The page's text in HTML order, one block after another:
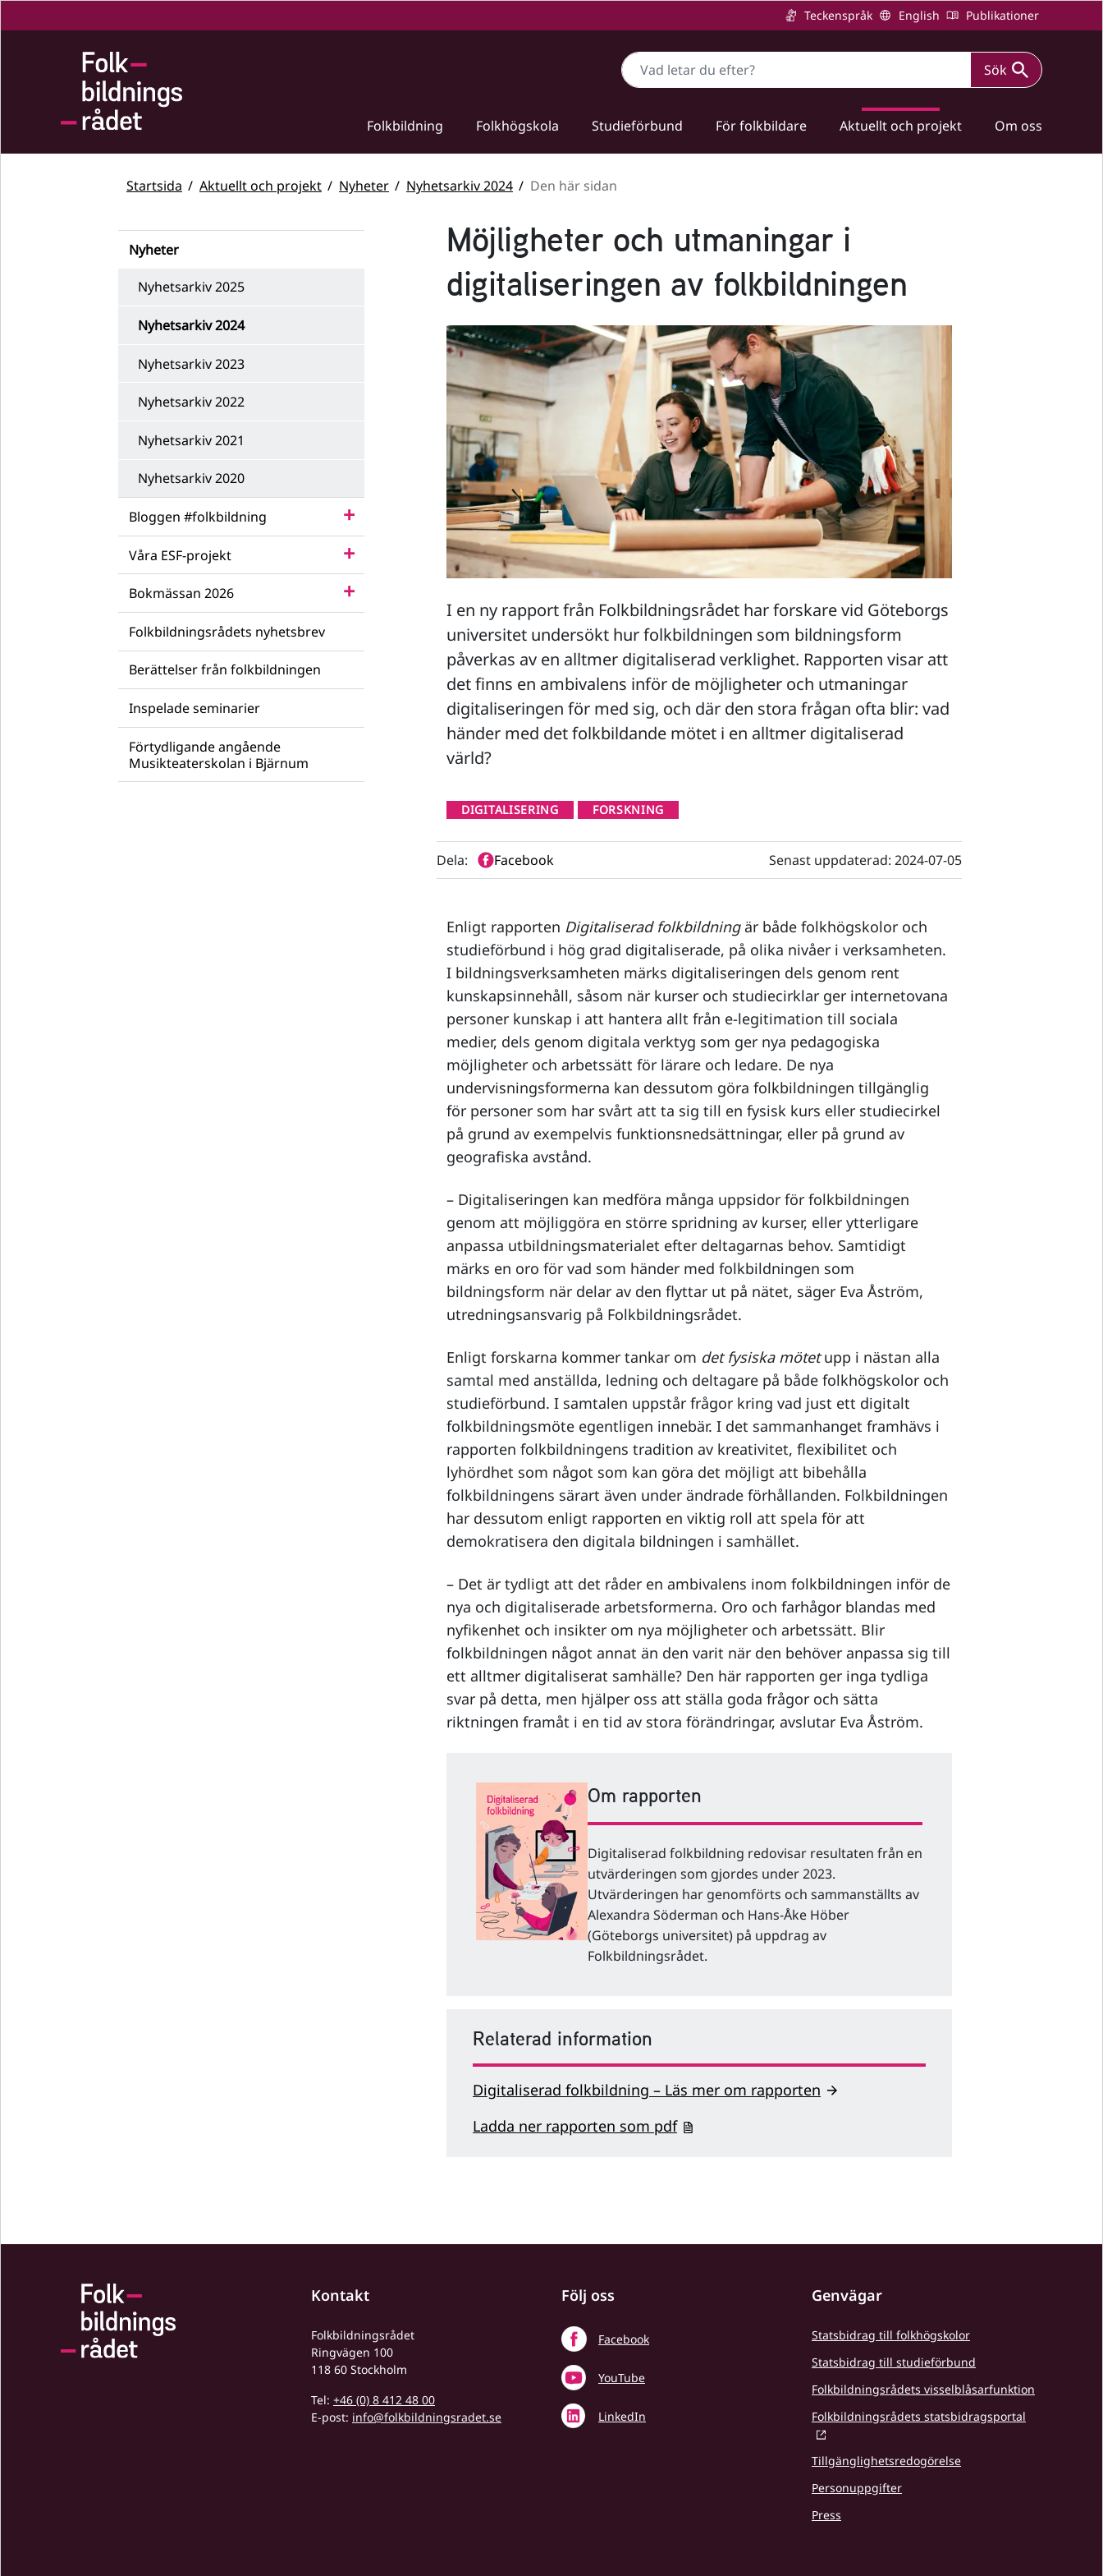
Teckenspråk English Publikationer
Sök Sök
Folkbildning Folkhögskola Studieförbund För folkbildare Aktuellt och projekt Om oss
Startsida Aktuellt och projekt Nyheter Nyhetsarkiv 2024 Den här sidan
Nyheter
Nyhetsarkiv 2025
Nyhetsarkiv 2024
Nyhetsarkiv 2023
Nyhetsarkiv 2022
Nyhetsarkiv 2021
Nyhetsarkiv 2020
Bloggen #folkbildning
Våra ESF-projekt
Bokmässan 2026
Folkbildningsrådets nyhetsbrev
Berättelser från folkbildningen
Inspelade seminarier
Förtydligande angående
Musikteaterskolan i Bjärnum
Möjligheter och utmaningar i
digitaliseringen av folkbildningen
I en ny rapport från Folkbildningsrådet har forskare vid Göteborgs
universitet undersökt hur folkbildningen som bildningsform
påverkas av en alltmer digitaliserad verklighet. Rapporten visar att
det finns en ambivalens inför de möjligheter och utmaningar
digitaliseringen för med sig, och där den stora frågan ofta blir: vad
händer med det folkbildande mötet i en alltmer digitaliserad
värld?
DIGITALISERING FORSKNING
Dela: Facebook Senast uppdaterad: 2024-07-05
Enligt rapporten Digitaliserad folkbildningär både folkhögskolor och
studieförbund i hög grad digitaliserade, på olika nivåer i verksamheten.
I bildningsverksamheten märks digitaliseringen dels genom rent
kunskapsinnehåll, såsom när kurser och studiecirklar ger internetovana
personer kunskap i att hantera allt från e-legitimation till sociala
medier, dels genom digitala verktyg som ger nya pedagogiska
möjligheter och arbetssätt för lärare och ledare. De nya
undervisningsformerna kan dessutom göra folkbildningen tillgänglig
för personer som har svårt att ta sig till en fysisk kurs eller studiecirkel
på grund av exempelvis funktionsnedsättningar, eller på grund av
geografiska avstånd.
– Digitaliseringen kan medföra många uppsidor för folkbildningen
genom att möjliggöra en större spridning av kurser, eller ytterligare
anpassa utbildningsmaterialet efter deltagarnas behov. Samtidigt
märks en oro för vad som händer med folkbildningen som
bildningsform när delar av den flyttar ut på nätet, säger Eva Åström,
utredningsansvarig på Folkbildningsrådet.
Enligt forskarna kommer tankar om det fysiska mötetupp i nästan alla
samtal med anställda, ledning och deltagare på både folkhögskolor och
studieförbund. I samtalen uppstår frågor kring vad just ett digitalt
folkbildningsmöte egentligen innebär. I det sammanhanget framhävs i
rapporten folkbildningens tradition av kreativitet, flexibilitet och
lyhördhet som något som kan göra det möjligt att bibehålla
folkbildningens särart även under ändrade förhållanden. Folkbildningen
har dessutom enligt rapporten en viktig roll att spela för att
demokratisera den digitala bildningen i samhället.
– Det är tydligt att det råder en ambivalens inom folkbildningen inför de
nya och digitaliserade arbetsformerna. Oro och farhågor blandas med
nyfikenhet och insikter om nya möjligheter och arbetssätt. Blir
folkbildningen något annat än den varit när den behöver anpassa sig till
ett alltmer digitaliserat samhälle? Den här rapporten ger inga tydliga
svar på detta, men hjälper oss att ställa goda frågor och sätta
riktningen framåt i en tid av stora förändringar, avslutar Eva Åström.
Om rapporten
Digitaliserad folkbildning redovisar resultaten från en
utvärderingen som gjordes under 2023.
Utvärderingen har genomförts och sammanställts av
Alexandra Söderman och Hans-Åke Höber
(Göteborgs universitet) på uppdrag av
Folkbildningsrådet.
Relaterad information
Digitaliserad folkbildning – Läs mer om rapporten
Ladda ner rapporten som pdf
Kontakt
Folkbildningsrådet
Ringvägen 100
118 60 Stockholm
Tel: +46 (0) 8 412 48 00
E-post: info@folkbildningsradet.se
Följ oss
Facebook
YouTube
LinkedIn
Genvägar
Statsbidrag till folkhögskolor
Statsbidrag till studieförbund
Folkbildningsrådets visselblåsarfunktion
Folkbildningsrådets statsbidragsportal
Tillgänglighetsredogörelse
Personuppgifter
Press